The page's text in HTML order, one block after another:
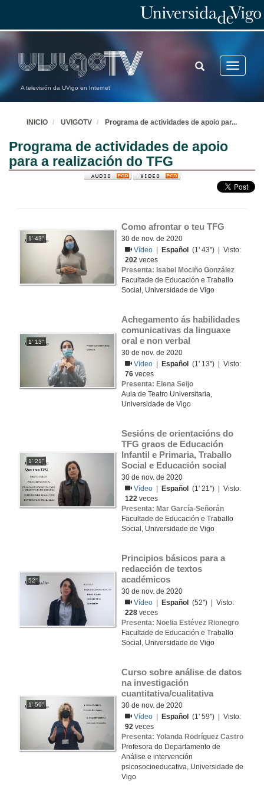
A televisión da UVigo en Internet
Toggle
TOGGLE
SEARCH
INICIO UVIGOTV Programa de actividades de apoio par...
Programa de actividades de apoio
para a realización do TFG
1' 43''
Como afrontar o teu TFG
30 de nov. de 2020
Vídeo
Español
(1' 43'') | Visto:
202 veces
Presenta: Isabel Mociño González
Facultade de Educación e Traballo
Social, Universidade de Vigo
1' 13''
Achegamento ás habilidades
comunicativas da linguaxe
oral e non verbal
30 de nov. de 2020
Vídeo
Español
(1' 13'') | Visto:
76 veces
Presenta: Elena Seijo
Aula de Teatro Universitaria,
Universidade de Vigo
1' 21''
Sesións de orientacións do
TFG graos de Educación
Infantil e Primaria, Traballo
Social e Educación social
30 de nov. de 2020
Vídeo
Español
(1' 21'') | Visto:
122 veces
Presenta: Mar García-Señorán
Facultade de Educación e Traballo
Social, Universidade de Vigo
52''
Principios básicos para a
redacción de textos
académicos
30 de nov. de 2020
Vídeo
Español
(52'') | Visto:
228 veces
Presenta: Noelia Estévez Rionegro
Facultade de Educación e Traballo
Social, Universidade de Vigo
1' 59''
Curso sobre análise de datos
na investigación
cuantitativa/cualitativa
30 de nov. de 2020
Vídeo
Español
(1' 59'') | Visto:
92 veces
Presenta: Yolanda Rodríguez Castro
Profesora do Departamento de
Análise e intervención
psicosocioeducativa, Universidade de
Vigo